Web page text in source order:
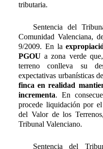
tributaria.
Sentencia del
Comunidad Valenciana,
9/2009. En la
PGOU a zona verde
terreno conlleva su
expectativas urbanísticas
finca en realidad
incrementa. En
procede liquidación por
del Valor de los
Tribunal Valenciano.
Sentencia del